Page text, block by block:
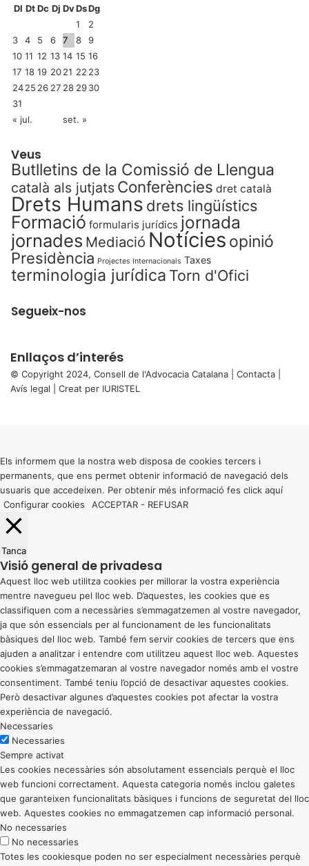
Dl DtDc Dj DvDsDg
1
2
3
4 5 6 7 8
9
10 11 12 13 14 15 16
17 18 19 2021 22 23
2425 26 27 28 2930
31
« jul.
set. »
Veus
Butlletins de la Comissió de Llengua
català als jutjats Conferències dret català
Drets Humans drets lingüístics
Formació formularis jurídics jornada
jornades Mediació Notícies opinió
Presidència Projectes Internacionals Taxes
terminologia jurídica Torn d'Ofici
Segueix-nos
Enllaços d’interés
© Copyright 2024, Consell de l'Advocacia Catalana | Contacta
Avís legal | Creat per IURISTEL
button
Els informem que la nostra web disposa de cookies tercers i
permanents, que ens permet obtenir informació de navegació dels
usuaris que accedeixen. Per obtenir més informació fes click aquí
Configurar cookies
ACCEPTAR - REFUSAR
Tanca
Visió general de privadesa
Aquest lloc web utilitza cookies per millorar la vostra experiència
mentre navegueu pel lloc web. D’aquestes, les cookies que es
classifiquen com a necessàries s’emmagatzemen al vostre navegador,
ja que són essencials per al funcionament de les funcionalitats
bàsiques del lloc web. També fem servir cookies de tercers que ens
ajuden a analitzar i entendre com utilitzeu aquest lloc web. Aquestes
cookies s’emmagatzemaran al vostre navegador només amb el vostre
consentiment. També teniu l’opció de desactivar aquestes cookies.
Però desactivar algunes d’aquestes cookies pot afectar la vostra
experiència de navegació.
Necessaries
Necessaries
Sempre activat
Les cookies necessàries són absolutament essencials perquè el lloc
web funcioni correctament. Aquesta categoria només inclou galetes
que garanteixen funcionalitats bàsiques i funcions de seguretat del lloc
web. Aquestes cookies no emmagatzemen cap informació personal.
No necessaries
No necessaries
Totes les cookiesque poden no ser especialment necessàries perquè